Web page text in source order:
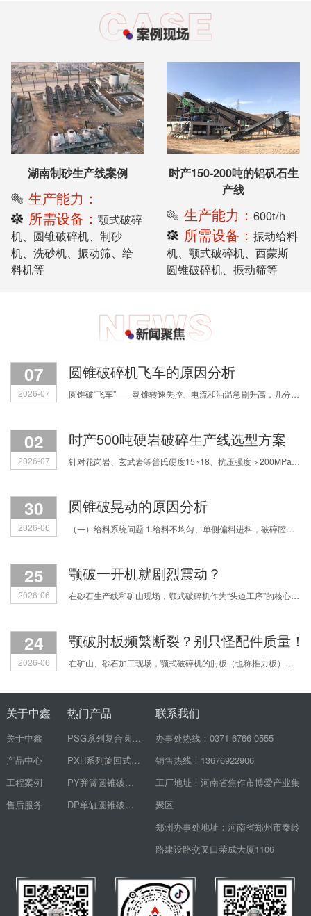
湖南制砂生产线案例
生产能力：
所需设备：颚式破碎
机、圆锥破碎机、制砂
机、洗砂机、振动筛、给
料机等
时产150-200吨的铝矾石生
产线
生产能力：600t/h
所需设备：振动给料
机、颚式破碎机、西蒙斯
圆锥破碎机、振动筛等
07
2026-07
圆锥破碎机飞车的原因分析
圆锥破“飞车”——动锥转速失控、电流和油温急剧升高，几分钟内铜套烧毁，甚至主轴断裂。原因主要有四类，我们逐一拆解。 第一，润滑系统失效。缺油或油质劣
02
2026-07
时产500吨硬岩破碎生产线选型方案
针对花岗岩、玄武岩等普氏硬度15~18、抗压强度＞200MPa的超硬物料，如何科学配置破碎流程？焦作中鑫结合多年实战经验，为您拆解三种主流选型思路，助您实现产能、粒形与运营成本的精
30
2026-06
圆锥破晃动的原因分析
（一）给料系统问题 1.给料不均匀、单侧偏料进料，破碎腔受力失衡，直接引发整机振动跳动； 2.物料中混入铁块等不可破碎杂物，或是进料粒度过大，设备负载骤增产生剧烈振动； 3.进料细料占
25
2026-06
颚破一开机就剧烈震动？
在砂石生产线和矿山现场，颚式破碎机作为“头道工序”的核心设备，一旦出现剧烈震动、机身发抖，不仅影响满负荷生产，更让人揪心会不会震坏设备、引发安全事故。很多机修
24
2026-06
颚破肘板频繁断裂？别只怪配件质量！
在矿山、砂石加工现场，颚式破碎机的肘板（也称推力板）频繁断裂，是让无数生产老板和机修师傅头疼的顽疾。刚换的新肘板没几天又裂了，配件费用心疼不说，设备一停机，整个生产线都得
关于中鑫
关于中鑫
产品中心
工程案例
售后服务
热门产品
PSG系列复合圆锥破碎机
PXH系列旋回式破碎机
PY弹簧圆锥破碎机
DP单缸圆锥破碎机
联系我们
办事处热线：0371-6766 0555
销售热线：13676922906
工厂地址：河南省焦作市博爱产业集
聚区
郑州办事处地址：河南省郑州市秦岭
路建设路交叉口荣成大厦1106